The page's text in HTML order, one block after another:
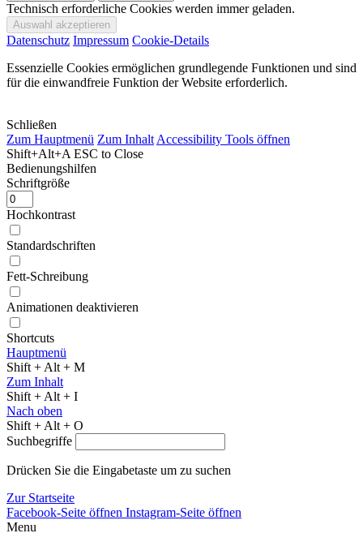
Technisch erforderliche Cookies werden immer geladen.
Datenschutz Impressum Cookie-Details
Essenzielle Cookies ermöglichen grundlegende Funktionen und sind
für die einwandfreie Funktion der Website erforderlich.
Schließen
Zum Hauptmenü Zum Inhalt Accessibility Tools öffnen
Shift+Alt+A ESC to Close
Bedienungshilfen
Schriftgröße
Hochkontrast
Standardschriften
Fett-Schreibung
Animationen deaktivieren
Shortcuts
Hauptmenü
Shift + Alt + M
Zum Inhalt
Shift + Alt + I
Nach oben
Shift + Alt + O
Suchbegriffe
Drücken Sie die Eingabetaste um zu suchen
Zur Startseite
Facebook-Seite öffnen Instagram-Seite öffnen
Menu